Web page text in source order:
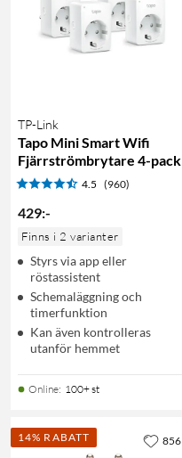
TP-Link
Tapo Mini Smart Wifi
Fjärrströmbrytare 4-pack
4.5 (960)
429:-
Finns i 2 varianter
Styrs via app eller
röstassistent
Schemaläggning och
timerfunktion
Kan även kontrolleras
utanför hemmet
Online: 100+ st
14% RABATT 856